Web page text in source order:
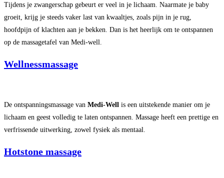
Tijdens je zwangerschap gebeurt er veel in je lichaam. Naarmate je baby
groeit, krijg je steeds vaker last van kwaaltjes, zoals pijn in je rug,
hoofdpijn of klachten aan je bekken. Dan is het heerlijk om te ontspannen
op de massagetafel van Medi-well.
Wellnessmassage
De ontspanningsmassage van Medi-Well is een uitstekende manier om je
lichaam en geest volledig te laten ontspannen. Massage heeft een prettige en
verfrissende uitwerking, zowel fysiek als mentaal.
Hotstone massage